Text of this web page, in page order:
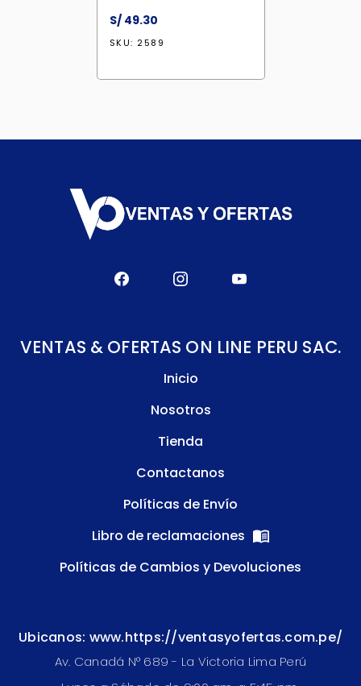
S/49.30
SKU: 2589
VENTAS & OFERTAS ON LINE PERU SAC.
Inicio
Nosotros
Tienda
Contactanos
Políticas de Envío
Libro de reclamaciones
Políticas de Cambios y Devoluciones
Ubicanos: www.https://ventasyofertas.com.pe/
Av. Canadá N° 689 - La Victoria Lima Perú